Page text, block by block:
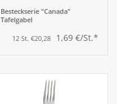
Besteckserie "Canada"
Tafelgabel
12 St. €20,28 1,69 €/St.*